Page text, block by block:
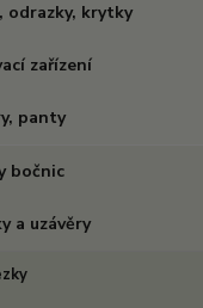
odrazky, krytky
zařízení
panty
bočnic
a uzávěry